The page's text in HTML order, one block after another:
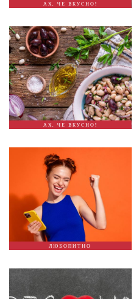
АХ, ЧЕ ВКУСНО!
АХ, ЧЕ ВКУСНО!
ЛЮБОПИТНО